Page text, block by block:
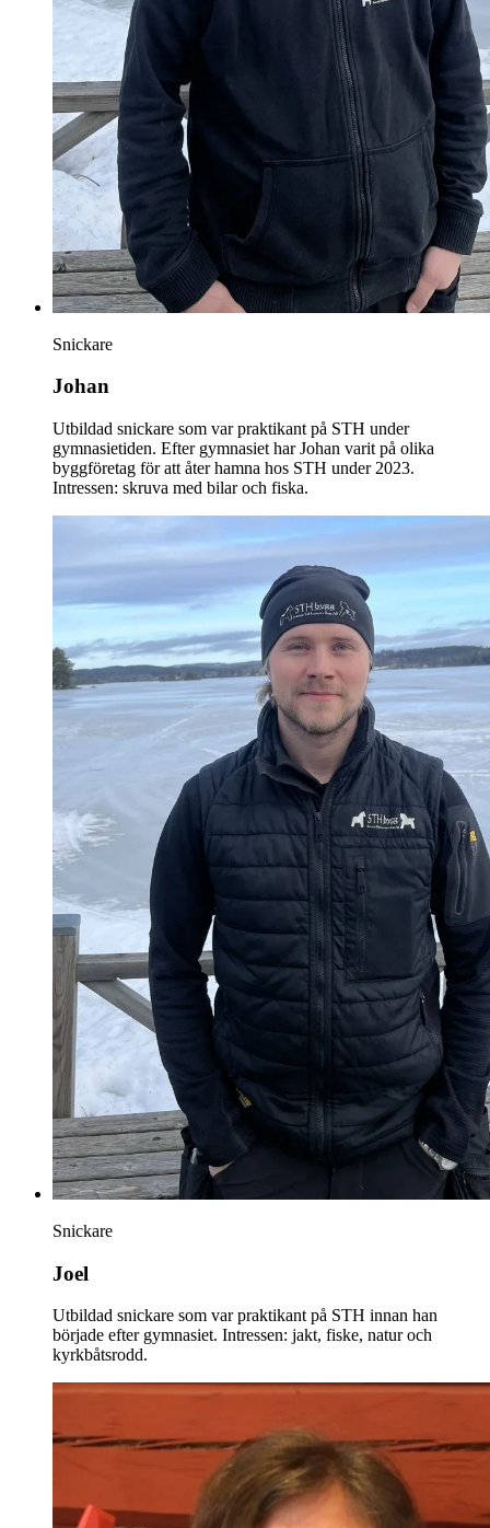
Snickare
Johan
Utbildad snickare som var praktikant på STH under
gymnasietiden. Efter gymnasiet har Johan varit på olika
byggföretag för att åter hamna hos STH under 2023.
Intressen: skruva med bilar och fiska.
Snickare
Joel
Utbildad snickare som var praktikant på STH innan han
började efter gymnasiet. Intressen: jakt, fiske, natur och
kyrkbåtsrodd.